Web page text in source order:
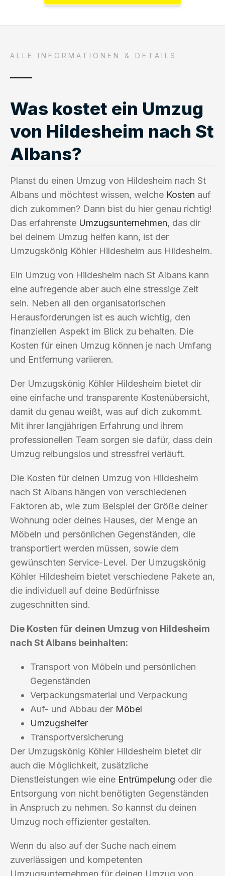
ALLE INFORMATIONEN & DETAILS
Was kostet ein Umzug
von Hildesheim nach St
Albans?
Planst du einen Umzug von Hildesheim nach St
Albans und möchtest wissen, welche Kosten auf
dich zukommen? Dann bist du hier genau richtig!
Das erfahrenste Umzugsunternehmen, das dir
bei deinem Umzug helfen kann, ist der
Umzugskönig Köhler Hildesheim aus Hildesheim.
Ein Umzug von Hildesheim nach St Albans kann
eine aufregende aber auch eine stressige Zeit
sein. Neben all den organisatorischen
Herausforderungen ist es auch wichtig, den
finanziellen Aspekt im Blick zu behalten. Die
Kosten für einen Umzug können je nach Umfang
und Entfernung variieren.
Der Umzugskönig Köhler Hildesheim bietet dir
eine einfache und transparente Kostenübersicht,
damit du genau weißt, was auf dich zukommt.
Mit ihrer langjährigen Erfahrung und ihrem
professionellen Team sorgen sie dafür, dass dein
Umzug reibungslos und stressfrei verläuft.
Die Kosten für deinen Umzug von Hildesheim
nach St Albans hängen von verschiedenen
Faktoren ab, wie zum Beispiel der Größe deiner
Wohnung oder deines Hauses, der Menge an
Möbeln und persönlichen Gegenständen, die
transportiert werden müssen, sowie dem
gewünschten Service-Level. Der Umzugskönig
Köhler Hildesheim bietet verschiedene Pakete an,
die individuell auf deine Bedürfnisse
zugeschnitten sind.
Die Kosten für deinen Umzug von Hildesheim
nach St Albans beinhalten:
Transport von Möbeln und persönlichen
Gegenständen
Verpackungsmaterial und Verpackung
Auf- und Abbau der Möbel
Umzugshelfer
Transportversicherung
Der Umzugskönig Köhler Hildesheim bietet dir
auch die Möglichkeit, zusätzliche
Dienstleistungen wie eine Entrümpelung oder die
Entsorgung von nicht benötigten Gegenständen
in Anspruch zu nehmen. So kannst du deinen
Umzug noch effizienter gestalten.
Wenn du also auf der Suche nach einem
zuverlässigen und kompetenten
Umzugsunternehmen für deinen Umzug von